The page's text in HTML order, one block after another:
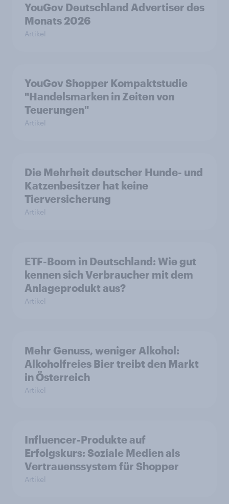
YouGov Deutschland Advertiser des
Monats 2026
Artikel
YouGov Shopper Kompaktstudie
"Handelsmarken in Zeiten von
Teuerungen"
Artikel
Die Mehrheit deutscher Hunde- und
Katzenbesitzer hat keine
Tierversicherung
Artikel
ETF-Boom in Deutschland: Wie gut
kennen sich Verbraucher mit dem
Anlageprodukt aus?
Artikel
Mehr Genuss, weniger Alkohol:
Alkoholfreies Bier treibt den Markt
in Österreich
Artikel
Influencer-Produkte auf
Erfolgskurs: Soziale Medien als
Vertrauenssystem für Shopper
Artikel